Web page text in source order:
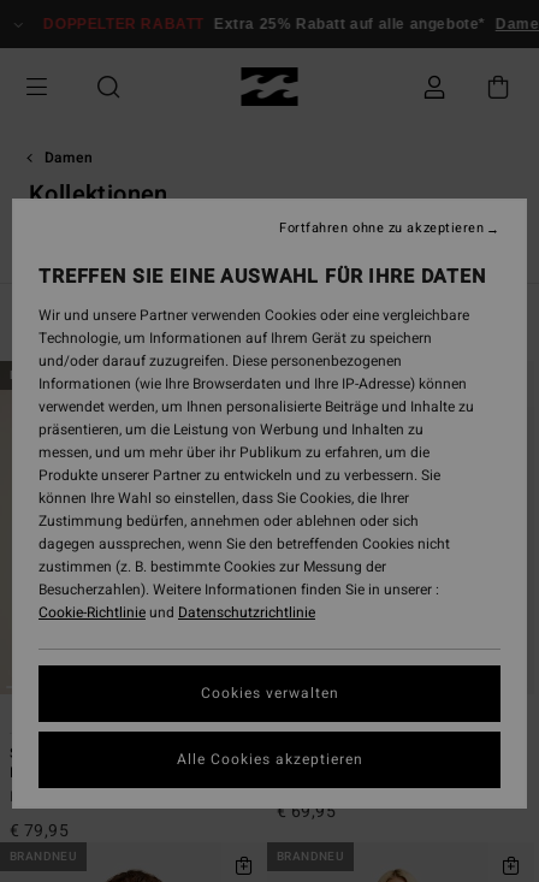
zur
Auswahl
springen
RABATT Extra 25% Rabatt auf alle angebote* Damen
Damen
Kollektionen
Filtern & Sortieren 1.176Ergebnisse
Direkt
zu
Filterkriterien
springen
Überspringen
und
filtern
BRANDNEU
Summer High Square Tanker One-
Piece
Frauen Rosa Badeanzug
€ 79,95
BRANDNEU
Since 73 Team
€ 69,95
BRANDNEU BRANDNEU
TREFFEN SIE EINE AUSWAHL FÜR IHRE DATEN
Wir und unsere Partner verwenden Cookies oder eine vergleichbare
Technologie, um Informationen auf Ihrem Gerät zu speichern
und/oder darauf zuzugreifen. Diese personenbezogenen
Informationen (wie Ihre Browserdaten und Ihre IP-Adresse) können
verwendet werden, um Ihnen personalisierte Beiträge und Inhalte zu
präsentieren, um die Leistung von Werbung und Inhalten zu
messen, und um mehr über ihr Publikum zu erfahren, um die
Produkte unserer Partner zu entwickeln und zu verbessern. Sie
können Ihre Wahl so einstellen, dass Sie Cookies, die Ihrer
Zustimmung bedürfen, annehmen oder ablehnen oder sich
dagegen aussprechen, wenn Sie den betreffenden Cookies nicht
zustimmen (z. B. bestimmte Cookies zur Messung der
Besucherzahlen). Weitere Informationen finden Sie in unserer :
Cookie-Richtlinieund Datenschutzrichtlinie
Cookies verwalten
Fortfahren ohne zu akzeptieren
Alle Cookies akzeptieren